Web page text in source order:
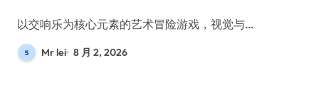
以交响乐为核心元素的艺术冒险游戏，视觉与…
Mr lei 8 月 2, 2026